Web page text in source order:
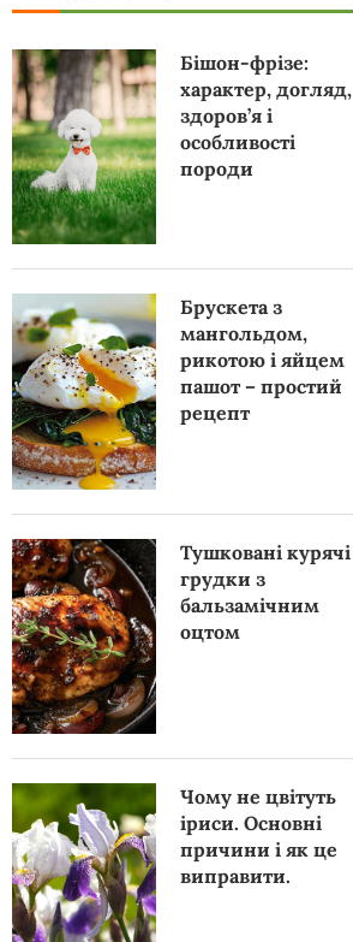
Бішон-фрізе:
характер, догляд,
здоров’я і
особливості
породи
Брускета з
мангольдом,
рикотою і яйцем
пашот – простий
рецепт
Тушковані курячі
грудки з
бальзамічним
оцтом
Чому не цвітуть
іриси. Основні
причини і як це
виправити.